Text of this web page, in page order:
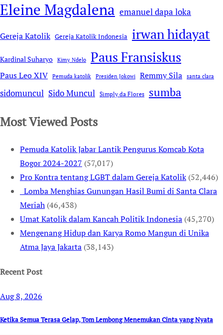
Eleine Magdalena emanuel dapa loka
Gereja Katolik Gereja Katolik Indonesia irwan hidayat
Kardinal Suharyo Kimy Ndelo Paus Fransiskus
Paus Leo XIV Pemuda katolik Presiden Jokowi Remmy Sila santa clara
sidomuncul Sido Muncul Simply da Flores sumba
Most Viewed Posts
Pemuda Katolik Jabar Lantik Pengurus Komcab Kota
Bogor 2024-2027 (57,017)
Pro Kontra tentang LGBT dalam Gereja Katolik (52,446)
Lomba Menghias Gunungan Hasil Bumi di Santa Clara
Meriah (46,438)
Umat Katolik dalam Kancah Politik Indonesia (45,270)
Mengenang Hidup dan Karya Romo Mangun di Unika
Atma Jaya Jakarta (38,143)
Recent Post
Aug 8, 2026
Ketika Semua Terasa Gelap, Tom Lembong Menemukan Cinta yang Nyata